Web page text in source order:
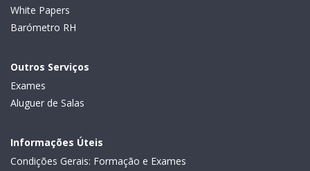
White Papers
Barómetro RH
Outros Serviços
Exames
Aluguer de Salas
Informações Úteis
Condições Gerais: Formação e Exames